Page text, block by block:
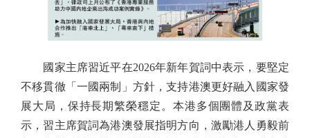
國家主席習近平在2026年新年賀詞中表示，要堅定
不移貫徹「一國兩制」方針，支持港澳更好融入國家發
展大局，保持長期繁榮穩定。本港多個團體及政黨表
示，習主席賀詞為港澳發展指明方向，激勵港人勇毅前